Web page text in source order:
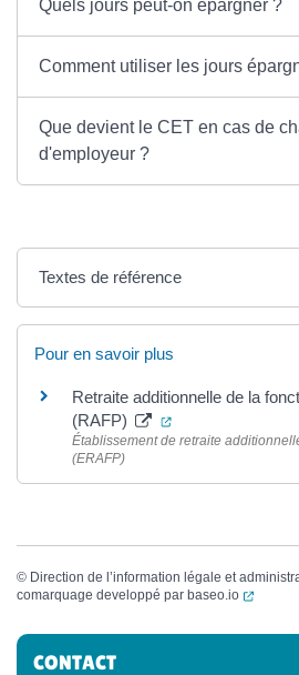
Quels jours peut-on épargner ?
Comment utiliser les jours
Que devient le CET en cas de
d'employeur ?
Textes de référence
Pour en savoir plus
Retraite additionnelle de la
(RAFP)
(ouverture dans
Établissement de retraite
(ERAFP)
© Direction de l’information légale et
comarquage developpé par baseo.io
Informations
CONTACT